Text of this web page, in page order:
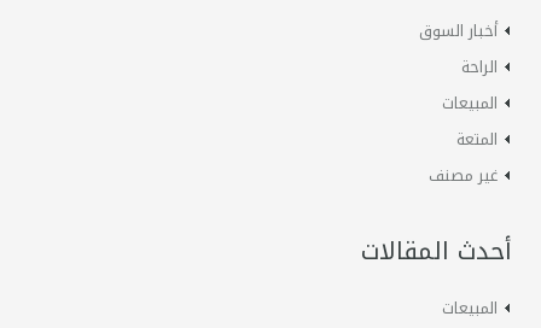
أخبار السوق
الراحة
المبيعات
المتعة
غير مصنف
أحدث المقالات
المبيعات